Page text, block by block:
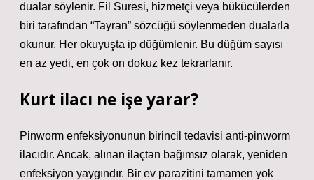
dualar söylenir. Fil Suresi, hizmetçi veya bükücülerden
biri tarafından “Tayran” sözcüğü söylenmeden dualarla
okunur. Her okuyuşta ip düğümlenir. Bu düğüm sayısı
en az yedi, en çok on dokuz kez tekrarlanır.
Kurt ilacı ne işe yarar?
Pinworm enfeksiyonunun birincil tedavisi anti-pinworm
ilacıdır. Ancak, alınan ilaçtan bağımsız olarak, yeniden
enfeksiyon yaygındır. Bir ev parazitini tamamen yok